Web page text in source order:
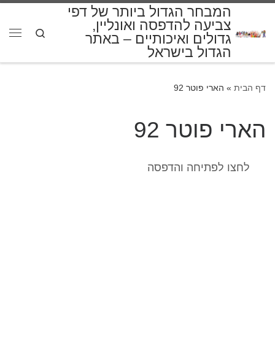
המבחר הגדול ביותר של דפי
צביעה להדפסה ואונליין,
גדולים ואיכותיים – באתר
הגדול בישראל
Search
דף הבית » הארי פוטר 92
הארי פוטר 92
לחצו לפתיחה והדפסה